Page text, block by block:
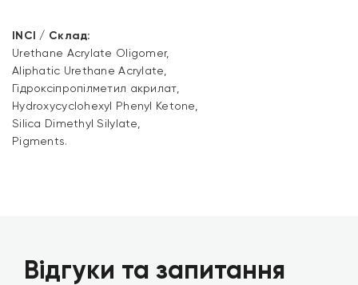
INCI / Склад:
Urethane Acrylate Oligomer,
Aliphatic Urethane Acrylate,
Гідроксіпропілметил акрилат,
Hydroxycyclohexyl Phenyl Ketone,
Silica Dimethyl Silylate,
Pigments.
Відгуки та запитання